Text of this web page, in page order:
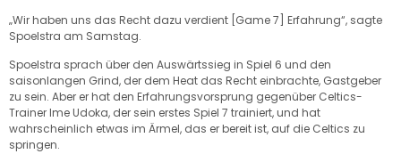
„Wir haben uns das Recht dazu verdient [Game 7] Erfahrung“, sagte
Spoelstra am Samstag.
Spoelstra sprach über den Auswärtssieg in Spiel 6 und den
saisonlangen Grind, der dem Heat das Recht einbrachte, Gastgeber
zu sein. Aber er hat den Erfahrungsvorsprung gegenüber Celtics-
Trainer Ime Udoka, der sein erstes Spiel 7 trainiert, und hat
wahrscheinlich etwas im Ärmel, das er bereit ist, auf die Celtics zu
springen.